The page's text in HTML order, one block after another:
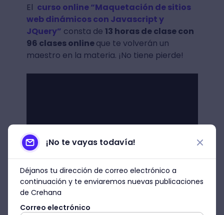
El curso online “Maquetación de sitios
web dinámicos con Javascript y
JQuery” consta de 13 horas de clase con
96 clases onlineque te volverán un
maestro en la materia. ¡No tiene pierde!
¡No te vayas todavía!
Déjanos tu dirección de correo electrónico a
continuación y te enviaremos nuevas publicaciones
de Crehana
Correo electrónico